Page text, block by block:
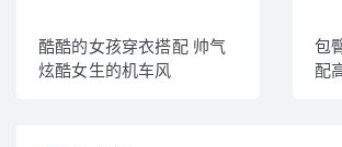
酷酷的女孩穿衣搭配 帅气
炫酷女生的机车风
包
配